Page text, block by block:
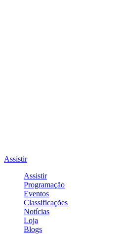
Assistir
Assistir
Programação
Eventos
Classificações
Notícias
Loja
Blogs